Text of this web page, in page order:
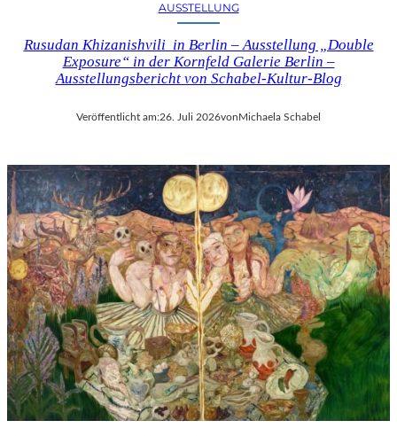
AUSSTELLUNG
Rusudan Khizanishvili in Berlin – Ausstellung „Double
Exposure“ in der Kornfeld Galerie Berlin –
Ausstellungsbericht von Schabel-Kultur-Blog
Veröffentlicht am:26. Juli 2026vonMichaela Schabel